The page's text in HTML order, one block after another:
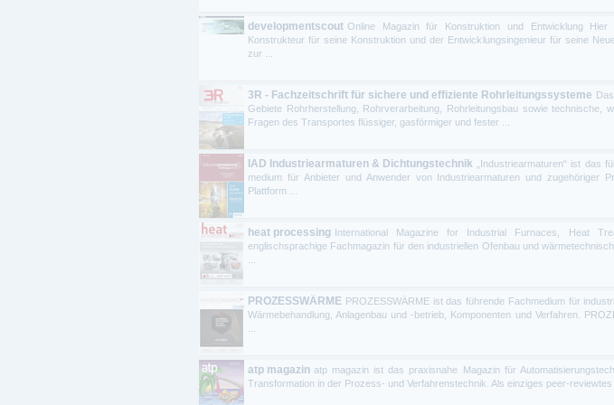
developmentscout Online Magazin für Konstruktion und Entwicklung
Konstrukteur für seine Konstruktion und der Entwicklungsingenieur für seine
zur ...
3R - Fachzeitschrift für sichere und effiziente Rohrleitungssysteme
Gebiete Rohrherstellung, Rohrverarbeitung, Rohrleitungsbau sowie technische,
Fragen des Transportes flüssiger, gasförmiger und fester ...
IAD Industriearmaturen & Dichtungstechnik
„Industriearmaturen“ ist das
medium für Anbieter und Anwender von Industriearmaturen und zugehöriger
Plattform ...
heat processing International Magazine for Industrial Furnaces, Heat
englischsprachige Fachmagazin für den industriellen Ofenbau und
PROZESSWÄRME PROZESSWÄRME ist das führende Fachmedium für
Wärmebehandlung, Anlagenbau und -betrieb, Komponenten und Verfahren.
atp magazin atp magazin ist das praxisnahe Magazin für
Transformation in der Prozess- und Verfahrenstechnik. Als einziges peer-reviewtes